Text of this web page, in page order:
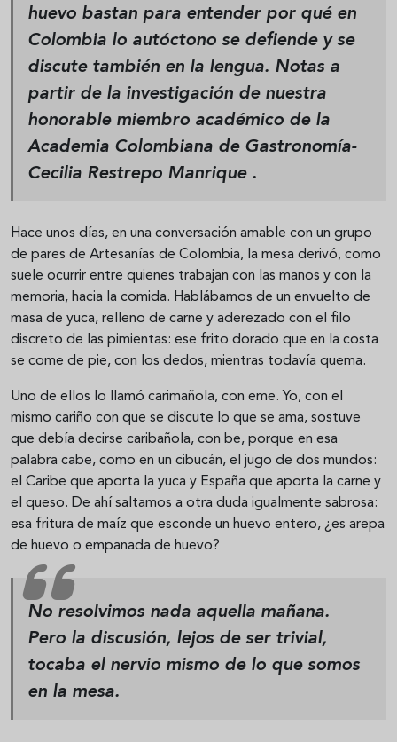
huevo bastan para entender por qué en
Colombia lo autóctono se defiende y se
discute también en la lengua. Notas a
partir de la investigación de nuestra
honorable miembro académico de la
Academia Colombiana de Gastronomía-
Cecilia Restrepo Manrique .
Hace unos días, en una conversación amable con un grupo
de pares de Artesanías de Colombia, la mesa derivó, como
suele ocurrir entre quienes trabajan con las manos y con la
memoria, hacia la comida. Hablábamos de un envuelto de
masa de yuca, relleno de carne y aderezado con el filo
discreto de las pimientas: ese frito dorado que en la costa
se come de pie, con los dedos, mientras todavía quema.
Uno de ellos lo llamó carimañola, con eme. Yo, con el
mismo cariño con que se discute lo que se ama, sostuve
que debía decirse caribañola, con be, porque en esa
palabra cabe, como en un cibucán, el jugo de dos mundos:
el Caribe que aporta la yuca y España que aporta la carne y
el queso. De ahí saltamos a otra duda igualmente sabrosa:
esa fritura de maíz que esconde un huevo entero, ¿es arepa
de huevo o empanada de huevo?
No resolvimos nada aquella mañana.
Pero la discusión, lejos de ser trivial,
tocaba el nervio mismo de lo que somos
en la mesa.